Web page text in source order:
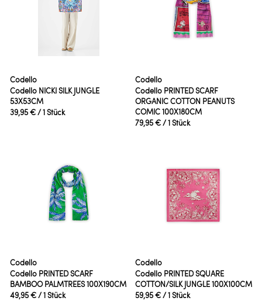
Codello
Codello NICKI SILK JUNGLE
53X53CM
39,95 €/ 1 Stück
Codello
Codello PRINTED SCARF
ORGANIC COTTON PEANUTS
COMIC 100X180CM
79,95 €/ 1 Stück
Codello
Codello PRINTED SCARF
BAMBOO PALMTREES 100X190CM
49,95 €/ 1 Stück
Codello
Codello PRINTED SQUARE
COTTON/SILK JUNGLE 100X100CM
59,95 €/ 1 Stück